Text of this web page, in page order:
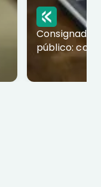
Consignado
público: